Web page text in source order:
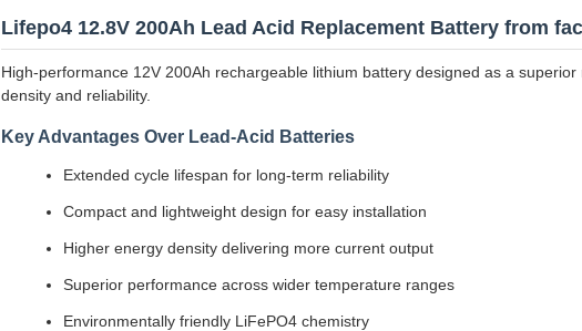
Lifepo4 12.8V 200Ah Lead Acid Replacement Battery from
High-performance 12V 200Ah rechargeable lithium battery designed as a
density and reliability.
Key Advantages Over Lead-Acid Batteries
Extended cycle lifespan for long-term reliability
Compact and lightweight design for easy installation
Higher energy density delivering more current output
Superior performance across wider temperature ranges
Environmentally friendly LiFePO4 chemistry